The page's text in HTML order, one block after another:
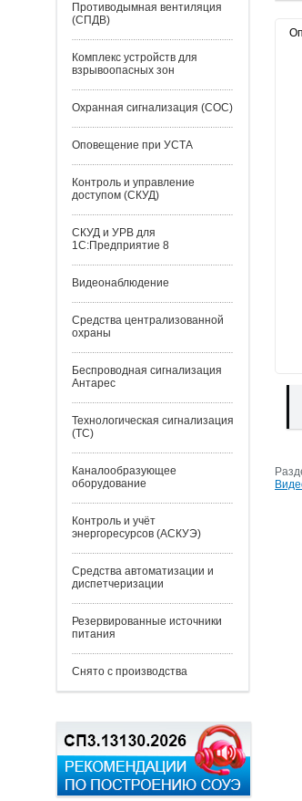
Противодымная вентиляция
(СПДВ)
Комплекс устройств для
взрывоопасных зон
Охранная сигнализация (СОС)
Оповещение при УСТА
Контроль и управление
доступом (СКУД)
СКУД и УРВ для
1С:Предприятие 8
Видеонаблюдение
Средства централизованной
охраны
Беспроводная сигнализация
Антарес
Технологическая сигнализация
(ТС)
Каналообразующее
оборудование
Контроль и учёт
энергоресурсов (АСКУЭ)
Средства автоматизации и
диспетчеризации
Резервированные источники
питания
Снято с производства